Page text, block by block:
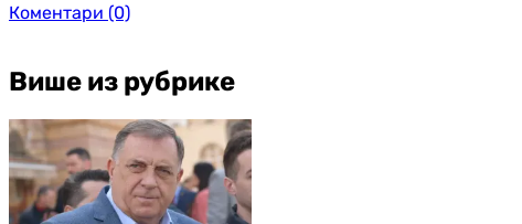
Коментари (0)
Више из рубрике